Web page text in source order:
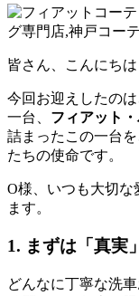
皆さん、こんにちは
今回お迎えしたの
一台、 フィアット
詰まったこの一台
たちの使命です。
O様、いつも大切な
ます。
1. まずは「真実
どんなに丁寧な洗